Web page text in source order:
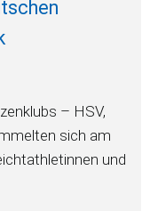
– HSV,
sich am
und